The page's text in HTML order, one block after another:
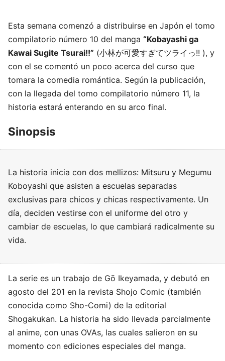
Esta semana comenzó a distribuirse en Japón el tomo
compilatorio número 10 del manga “Kobayashi ga
Kawai Sugite Tsurai!!” (小林が可愛すぎてツライっ!! ), y
con el se comentó un poco acerca del curso que
tomara la comedia romántica. Según la publicación,
con la llegada del tomo compilatorio número 11, la
historia estará enterando en su arco final.
Sinopsis
La historia inicia con dos mellizos: Mitsuru y Megumu
Koboyashi que asisten a escuelas separadas
exclusivas para chicos y chicas respectivamente. Un
día, deciden vestirse con el uniforme del otro y
cambiar de escuelas, lo que cambiará radicalmente su
vida.
La serie es un trabajo de Gō Ikeyamada, y debutó en
agosto del 201 en la revista Shojo Comic (también
conocida como Sho-Comi) de la editorial
Shogakukan. La historia ha sido llevada parcialmente
al anime, con unas OVAs, las cuales salieron en su
momento con ediciones especiales del manga.